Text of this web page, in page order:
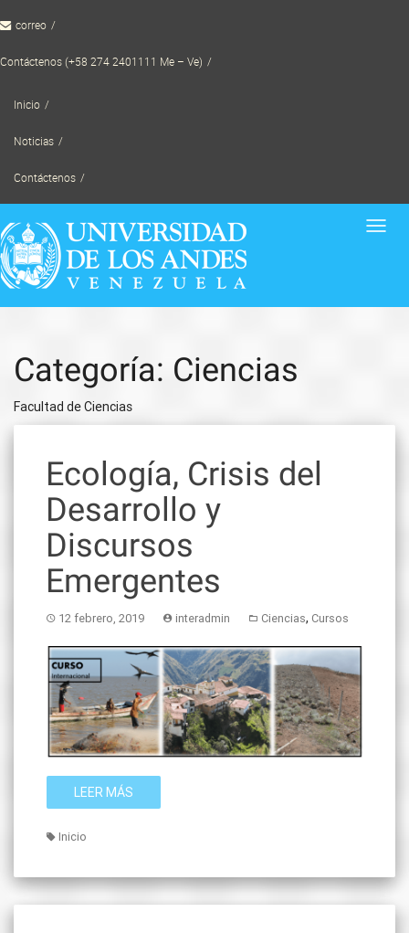
to correo
Contáctenos (+58 274 2401111 Me – Ve)
Inicio
Noticias
Contáctenos
Categoría: Ciencias
Facultad de Ciencias
Ecología, Crisis del
Desarrollo y
Discursos
Emergentes
12 febrero, 2019 interadmin Ciencias, Cursos
LEER MÁS
Inicio